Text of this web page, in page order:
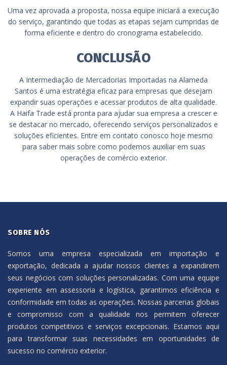
Uma vez aprovada a proposta, nossa equipe iniciará a execução
do serviço, garantindo que todas as etapas sejam cumpridas de
forma eficiente e dentro do cronograma estabelecido.
CONCLUSÃO
A Intermediação de Mercadorias Importadas na Alameda
Santos é uma estratégia eficaz para empresas que desejam
expandir suas operações e acessar produtos de alta qualidade.
A Haifa Trade está pronta para ajudar sua empresa a crescer e
se destacar no mercado, oferecendo serviços personalizados e
soluções eficientes. Entre em contato conosco hoje mesmo
para saber mais sobre como podemos auxiliar em suas
operações de comércio exterior.
SOBRE NÓS
Somos uma empresa especializada em importação e
exportação, dedicada a ajudar nossos clientes a expandirem
seus negócios com soluções personalizadas. Com uma equipe
experiente em assessoria e logística, garantimos eficiência e
conformidade em todas as operações. Nossas parcerias globais
e compromisso com a qualidade nos permitem oferecer
produtos competitivos e serviços excepcionais. Estamos aqui
para transformar suas necessidades em oportunidades de
sucesso no comércio exterior.